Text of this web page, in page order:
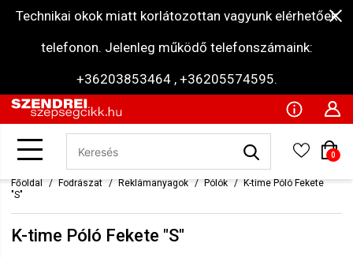
Technikai okok miatt korlátozottan vagyunk elérhetőek
telefonon. Jelenleg működő telefonszámaink:
+36203853464 , +36205574595.
0
Főoldal Fodrászat Reklámanyagok Pólók
K-time Póló Fekete
"S"
K-time Póló Fekete "S"